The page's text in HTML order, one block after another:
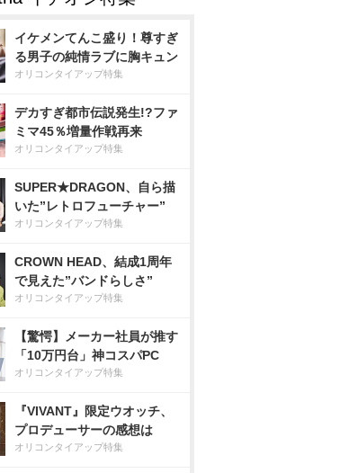
イケメンてんこ盛り！尊すぎ
る男子の純情ラブに胸キュン
オリコンタイアップ特集
デカすぎ都市伝説発生!?ファ
ミマ45％増量作戦再来
オリコンタイアップ特集
SUPER★DRAGON、自ら描
いた”レトロフューチャー”
オリコンタイアップ特集
CROWN HEAD、結成1周年
で見えた”バンドらしさ”
オリコンタイアップ特集
【驚愕】メーカー社員が推す
「10万円台」神コスパPC
オリコンタイアップ特集
『VIVANT』限定ウオッチ、
プロデューサーの感想は
オリコンタイアップ特集